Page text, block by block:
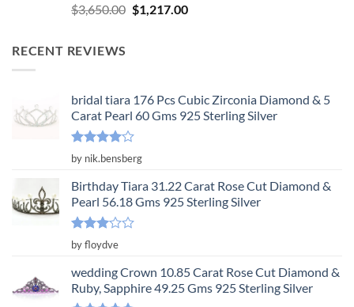
Rated5.00
out of 5
$3,650.00 Original
$1,217.00Current
RECENT REVIEWS
bridal tiara 176 Pcs Cubic Zirconia Diamond & 5
Carat Pearl 60 Gms 925 Sterling Silver
Rated4
out of 5
by nik.bensberg
Birthday Tiara 31.22 Carat Rose Cut Diamond &
Pearl 56.18 Gms 925 Sterling Silver
Rated
out
of 5
by floydve
wedding Crown 10.85 Carat Rose Cut Diamond &
Ruby, Sapphire 49.25 Gms 925 Sterling Silver